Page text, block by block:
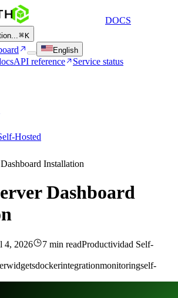
DOCS
K
English
API reference Service status
Hosted
Installation
Dashboard
4, 2026 7 min readProductividad Self-
widgetsdockerintegrationmonitoringself-